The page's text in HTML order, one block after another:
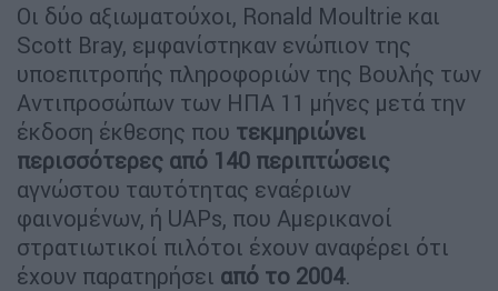
Οι δύο αξιωματούχοι, Ronald Moultrie και
Scott Bray, εμφανίστηκαν ενώπιον της
υποεπιτροπής πληροφοριών της Βουλής των
Αντιπροσώπων των ΗΠΑ 11 μήνες μετά την
έκδοση έκθεσης που τεκμηριώνει
περισσότερες από 140 περιπτώσεις
αγνώστου ταυτότητας εναέριων
φαινομένων, ή UAPs, που Αμερικανοί
στρατιωτικοί πιλότοι έχουν αναφέρει ότι
έχουν παρατηρήσει από το 2004.